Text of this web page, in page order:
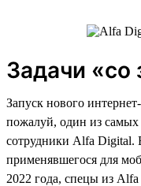
Задачи «со
Запуск нового
пожалуй, один из
сотрудники Alfa Digital.
применявшегося для
2022 года, спецы из